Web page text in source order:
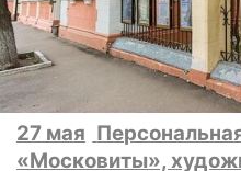
27 мая
«Московиты»,